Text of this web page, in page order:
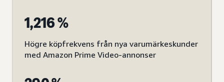
1,216 %
Högre köpfrekvens från nya varumärkeskunder
med Amazon Prime Video-annonser